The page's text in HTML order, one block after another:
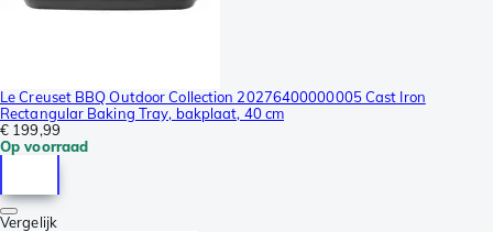
Le Creuset BBQ Outdoor Collection 20276400000005 Cast Iron
Rectangular Baking Tray, bakplaat, 40 cm
€ 199,99
Op voorraad
Vergelijk